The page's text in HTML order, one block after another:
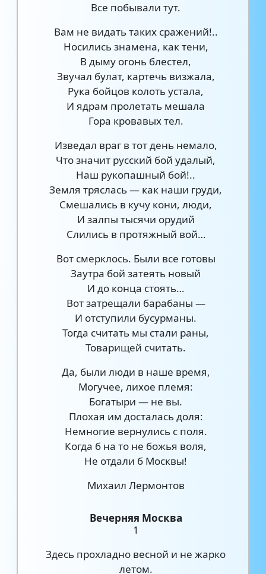
Все побывали тут.
Вам не видать таких сражений!..
Носились знамена, как тени,
В дыму огонь блестел,
Звучал булат, картечь визжала,
Рука бойцов колоть устала,
И ядрам пролетать мешала
Гора кровавых тел.
Изведал враг в тот день немало,
Что значит русский бой удалый,
Наш рукопашный бой!..
Земля тряслась — как наши груди,
Смешались в кучу кони, люди,
И залпы тысячи орудий
Слились в протяжный вой…
Вот смерклось. Были все готовы
Заутра бой затеять новый
И до конца стоять…
Вот затрещали барабаны —
И отступили бусурманы.
Тогда считать мы стали раны,
Товарищей считать.
Да, были люди в наше время,
Могучее, лихое племя:
Богатыри — не вы.
Плохая им досталась доля:
Немногие вернулись с поля.
Когда б на то не божья воля,
Не отдали б Москвы!
Михаил Лермонтов
Вечерняя Москва
1
Здесь прохладно весной и не жарко
летом.